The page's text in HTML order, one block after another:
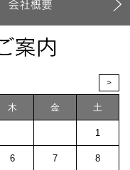
>
木 金 土
1
6 7 8